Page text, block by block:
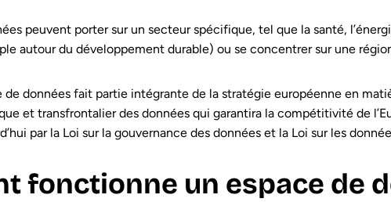
peuvent porter sur un secteur spécifique, tel que la santé,
autour du développement durable) ou se concentrer sur une
de données fait partie intégrante de la stratégie européenne en
et transfrontalier des données qui garantira la compétitivité de
par la Loi sur la gouvernance des données et la Loi sur les
fonctionne un espace de